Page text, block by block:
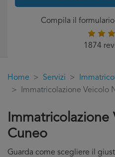
Compila il
1874
Home Servizi
Immatricolazione Veicolo
Immatricolazione
Cuneo
Guarda come scegliere il